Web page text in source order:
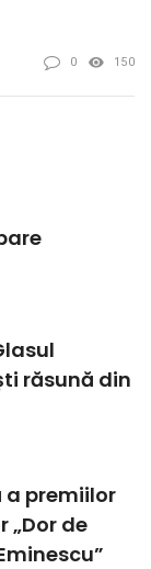
0 150
răsună din
a premiilor
„Dor de